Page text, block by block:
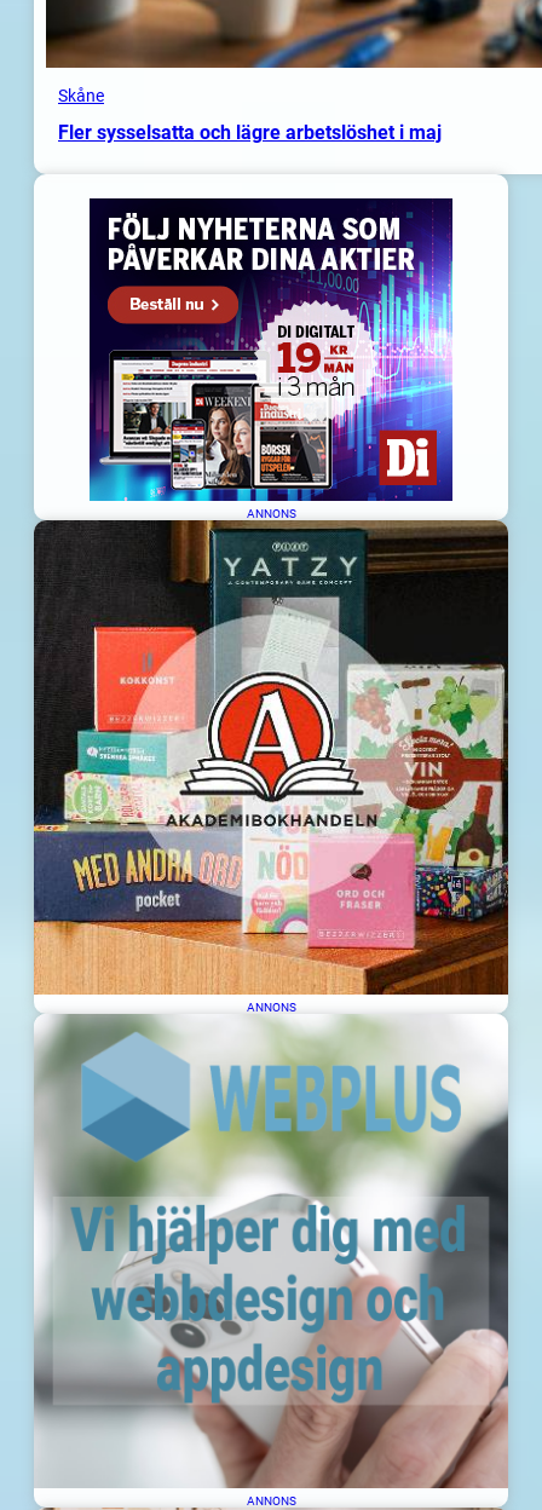
Skåne
Fler sysselsatta och lägre arbetslöshet i maj
ANNONS
ANNONS
ANNONS